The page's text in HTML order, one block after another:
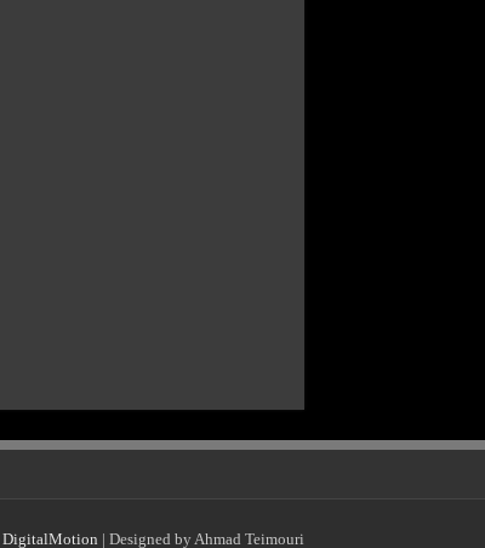
DigitalMotion | Designed by Ahmad Teimouri